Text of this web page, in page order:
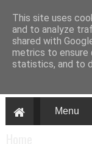
Στέγη πολιτισμού
και παράδοσης
και φίλων
Πάτρας ''Αγία
Λαύρα''
This site uses
and to analyze
shared with
metrics to ensure
statistics, and to